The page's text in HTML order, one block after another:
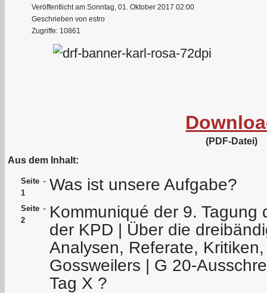
Veröffentlicht am Sonntag, 01. Oktober 2017 02:00
Geschrieben von estro
Zugriffe: 10861
(PDF-Datei)
Aus dem Inhalt:
Seite
1
- Was ist unsere Aufgabe?
Seite
2
- Kommuniqué der 9. Tagung
der KPD | Über die
Analysen, Referate,
Gossweilers | G 20-
Tag X ?